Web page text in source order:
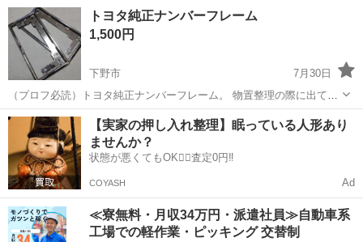
栃木 鹿沼市 鹿沼駅 外装、車外用品
トヨタ純正ナンバーフレーム
1,500円
下野市
7月30日
（プロフ必読）トヨタ純正ナンバーフレーム。 物置整理の際に出てき
ましたが使う予定もないので出品しました。 汚れやキズはありますが
フレームの割れなどはありませんので使用には問題なく使えます。 問
い合わせや購入の際はプロフ必読...
栃木 下野市 外装、車外用品 フレーム
【実家の押し入れ整理】眠っている人形あり
ませんか？
状態が悪くてもOK🙆‍♀️査定0円‼️
COYASH Ad
≪寮無料・月収34万円・派遣社員≫自動車系
工場での軽作業・ピッキング 交替制